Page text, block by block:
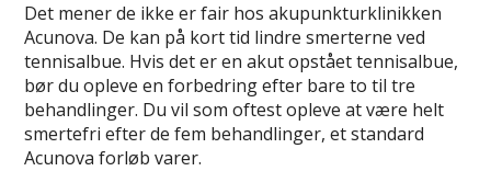
Det mener de ikke er fair hos akupunkturklinikken
Acunova. De kan på kort tid lindre smerterne ved
tennisalbue. Hvis det er en akut opstået tennisalbue,
bør du opleve en forbedring efter bare to til tre
behandlinger. Du vil som oftest opleve at være helt
smertefri efter de fem behandlinger, et standard
Acunova forløb varer.